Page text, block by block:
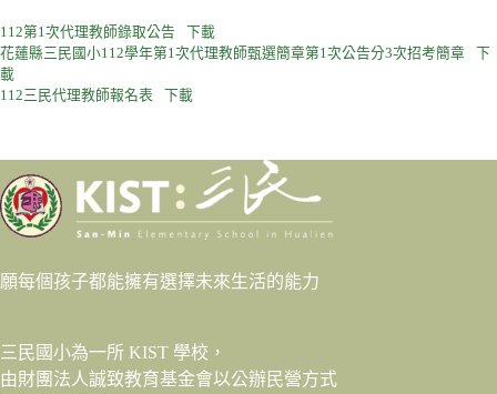
112第1次代理教師錄取公告
下載
花蓮縣三民國小112學年第1次代理教師甄選簡章第1次公告分3次招考簡章
下
載
112三民代理教師報名表
下載
願每個孩子都能擁有選擇未來生活的能力
三民國小為一所 KIST 學校，
由財團法人誠致教育基金會以公辦民營方式